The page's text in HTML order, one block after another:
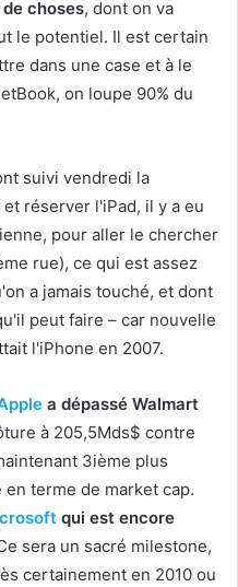
choses, dont on va
le potentiel. Il est certain
dans une case et à le
on loupe 90% du
suivi vendredi la
réserver l'iPad, il y a eu
pour aller le chercher
rue), ce qui est assez
a jamais touché, et dont
peut faire – car nouvelle
l'iPhone en 2007.
a dépassé Walmart
à 205,5Mds$ contre
3ième plus
terme de market cap.
qui est encore
sera un sacré milestone,
certainement en 2010 ou